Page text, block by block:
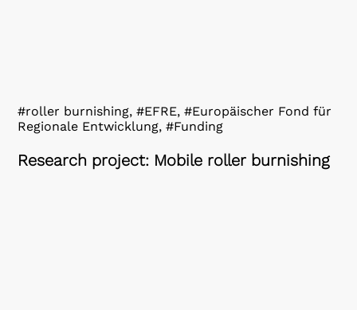
Research project: Mobile roller burnishing
#roller burnishing, #EFRE, #Europäischer Fond für
Regionale Entwicklung, #Funding